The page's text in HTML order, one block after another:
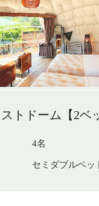
トドーム【2ベ
4名
セミダブルベッ